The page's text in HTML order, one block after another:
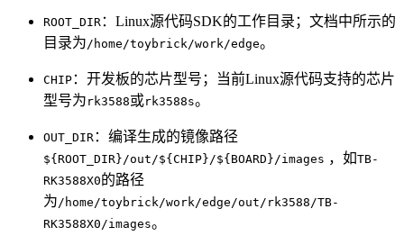
ROOT_DIR ：Linux源代码SDK的工作目录；文档中所示的
目录为 /home/toybrick/work/edge。
CHIP ：开发板的芯片型号；当前Linux源代码支持的芯片
型号为 rk3588或rk3588s。
OUT_DIR ：编译生成的镜像路径
${ROOT_DIR}/out/${CHIP}/${BOARD}/images ，如TB-
RK3588X0的路径
为 /home/toybrick/work/edge/out/rk3588/TB-
RK3588X0/images。